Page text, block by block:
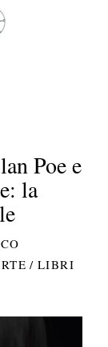
Poe e
la
/ LIBRI